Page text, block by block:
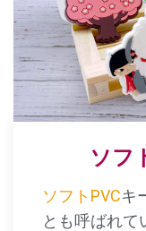
ソフ
ソフトPVCキ
とも呼ばれて